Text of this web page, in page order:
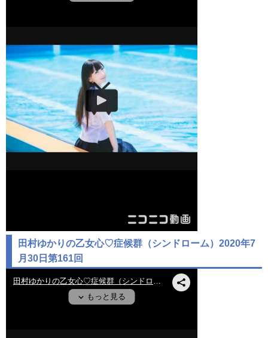
田村ゆかりの乙女心♡症候群（シンドローム）2020年7
月30日第161回